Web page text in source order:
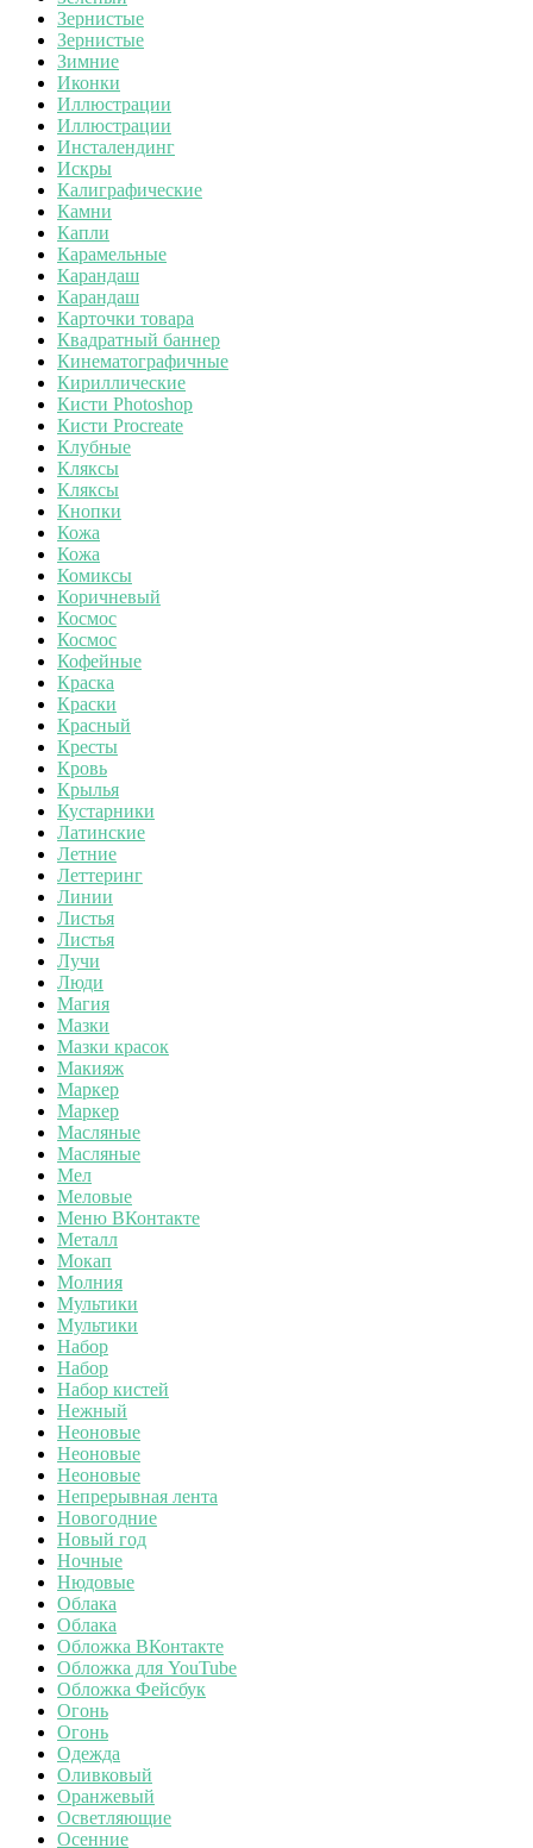
Зернистые
Зернистые
Зимние
Иконки
Иллюстрации
Иллюстрации
Инсталендинг
Искры
Калиграфические
Камни
Капли
Карамельные
Карандаш
Карандаш
Карточки товара
Квадратный баннер
Кинематографичные
Кириллические
Кисти Photoshop
Кисти Procreate
Клубные
Кляксы
Кляксы
Кнопки
Кожа
Кожа
Комиксы
Коричневый
Космос
Космос
Кофейные
Краска
Краски
Красный
Кресты
Кровь
Крылья
Кустарники
Латинские
Летние
Леттеринг
Линии
Листья
Листья
Лучи
Люди
Магия
Мазки
Мазки красок
Макияж
Маркер
Маркер
Масляные
Масляные
Мел
Меловые
Меню ВКонтакте
Металл
Мокап
Молния
Мультики
Мультики
Набор
Набор
Набор кистей
Нежный
Неоновые
Неоновые
Неоновые
Непрерывная лента
Новогодние
Новый год
Ночные
Нюдовые
Облака
Облака
Обложка ВКонтакте
Обложка для YouTube
Обложка Фейсбук
Огонь
Огонь
Одежда
Оливковый
Оранжевый
Осветляющие
Осенние